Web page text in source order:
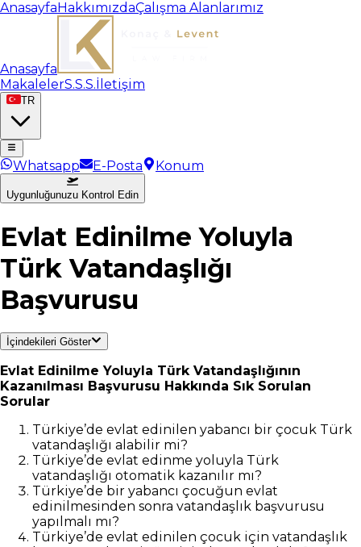
AnasayfaHakkımızdaÇalışma Alanlarımız
Anasayfa
MakalelerS.S.S.İletişim
TR
Whatsapp E-Posta Konum
Uygunluğunuzu Kontrol Edin
Evlat Edinilme Yoluyla
Türk Vatandaşlığı
Başvurusu
İçindekileri Göster
Evlat Edinilme Yoluyla Türk Vatandaşlığının
Kazanılması Başvurusu Hakkında Sık Sorulan
Sorular
Türkiye’de evlat edinilen yabancı bir çocuk Türk
vatandaşlığı alabilir mi?
Türkiye’de evlat edinme yoluyla Türk
vatandaşlığı otomatik kazanılır mı?
Türkiye’de bir yabancı çocuğun evlat
edinilmesinden sonra vatandaşlık başvurusu
yapılmalı mı?
Türkiye’de evlat edinilen çocuk için vatandaşlık